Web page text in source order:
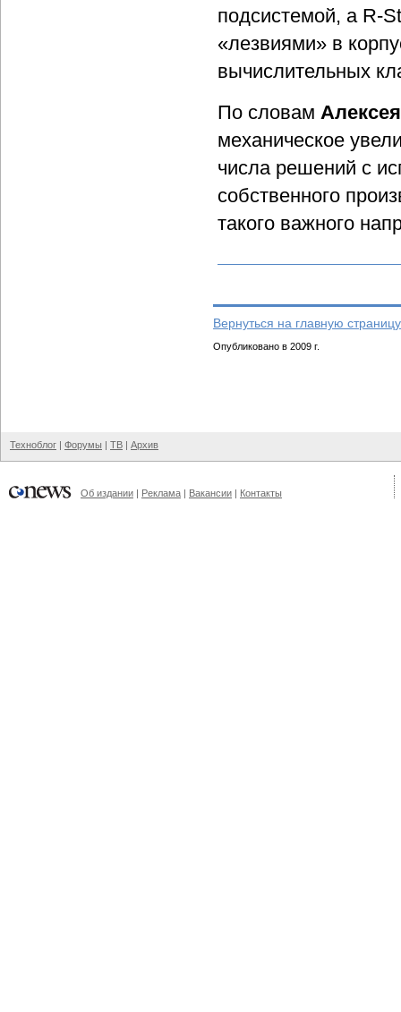
подсистемой, а R-
«лезвиями» в
вычислительных
По словам
механическое
числа решений с
собственного
такого важного
Вернуться на главную
Опубликовано в 2009 г.
Техноблог | Форумы | ТВ | Архив
Об издании | Реклама | Вакансии | Контакты